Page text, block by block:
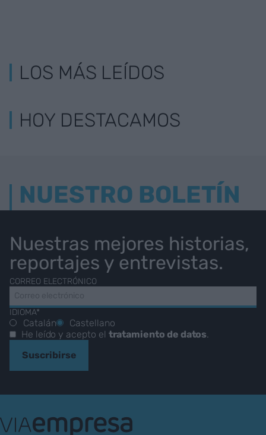
LOS MÁS LEÍDOS
HOY DESTACAMOS
NUESTRO BOLETÍN
Nuestras mejores historias,
reportajes y entrevistas.
CORREO ELECTRÓNICO
IDIOMA*
Catalán
Castellano
He leído y acepto el tratamiento de datos.
Suscribirse